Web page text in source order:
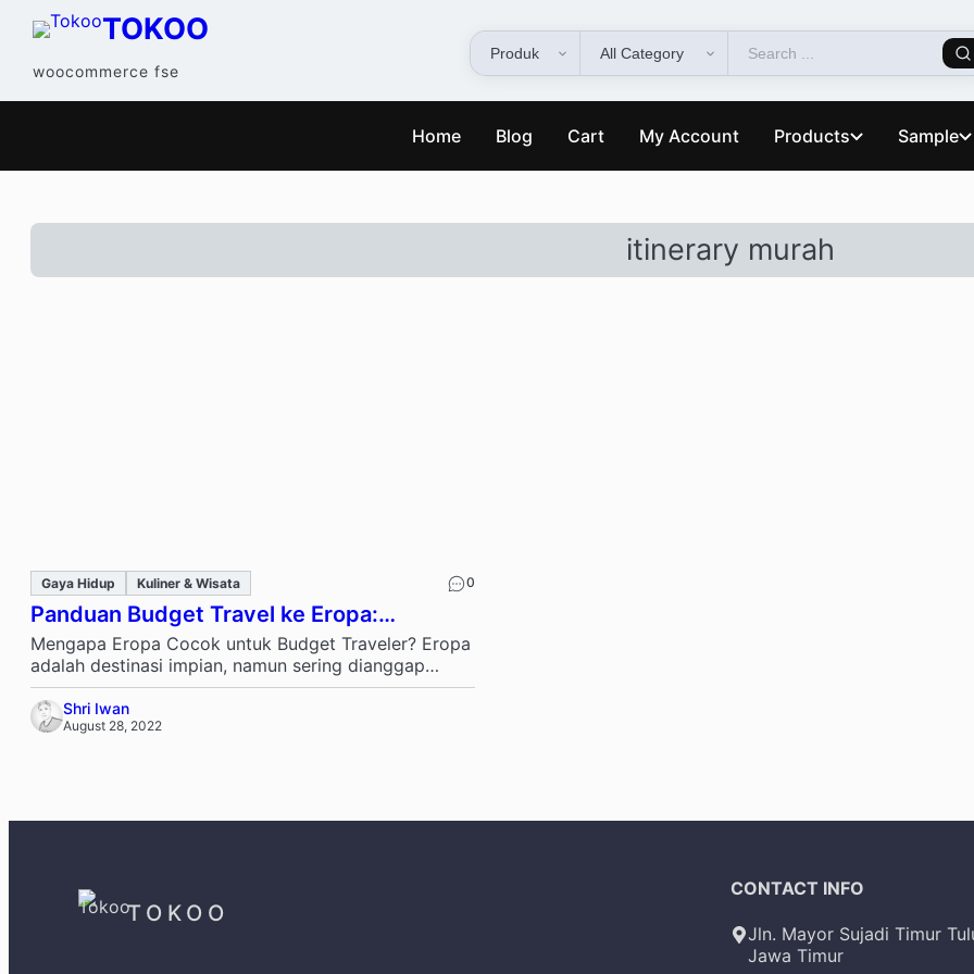
TOKOO
woocommerce fse
Home Blog Cart My Account Products Sample
itinerary murah
Gaya Hidup Kuliner & Wisata 0
Panduan Budget Travel ke Eropa:
Menikmati Benua Biru Tanpa Menguras
Kantong
Mengapa Eropa Cocok untuk Budget Traveler? Eropa
adalah destinasi impian, namun sering dianggap
mahal. Dengan perencanaan yang baik, siapa pun …
Shri Iwan
August 28, 2022
TOKOO
CONTACT INFO
Jln. Mayor Sujadi Timur
Jawa Timur